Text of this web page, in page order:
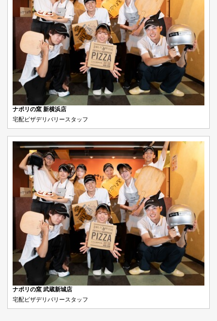
ナポリの窯 新横浜店
宅配ピザデリバリースタッフ
ナポリの窯 武蔵新城店
宅配ピザデリバリースタッフ